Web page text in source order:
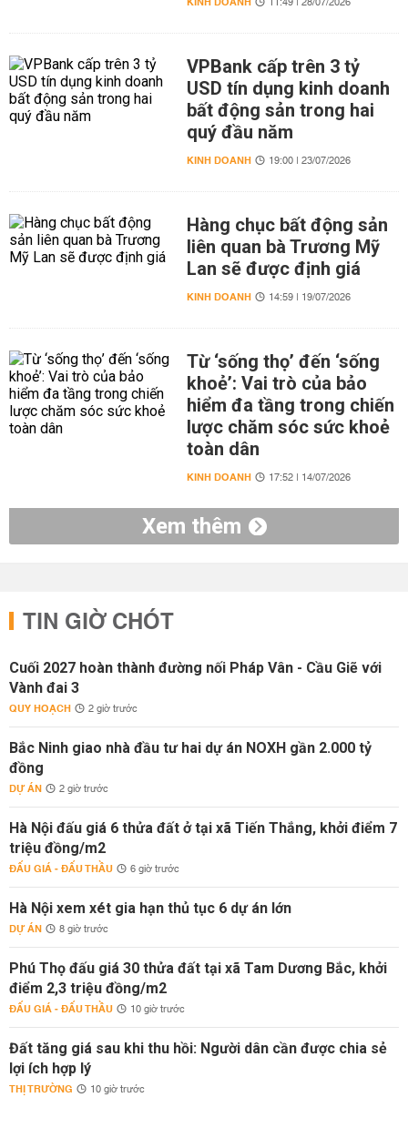
VPBank cấp trên 3 tỷ
USD tín dụng kinh doanh
bất động sản trong hai
quý đầu năm
KINH DOANH 19:00 | 23/07/2026
Hàng chục bất động sản
liên quan bà Trương Mỹ
Lan sẽ được định giá
KINH DOANH 14:59 | 19/07/2026
Từ ‘sống thọ’ đến ‘sống
khoẻ’: Vai trò của bảo
hiểm đa tầng trong chiến
lược chăm sóc sức khoẻ
toàn dân
KINH DOANH 17:52 | 14/07/2026
Xem thêm
TIN GIỜ CHÓT
Cuối 2027 hoàn thành đường nối Pháp Vân - Cầu Giẽ với
Vành đai 3
QUY HOẠCH 2 giờ trước
Bắc Ninh giao nhà đầu tư hai dự án NOXH gần 2.000 tỷ
đồng
DỰ ÁN 2 giờ trước
Hà Nội đấu giá 6 thửa đất ở tại xã Tiến Thắng, khởi điểm 7
triệu đồng/m2
ĐẤU GIÁ - ĐẤU THẦU 6 giờ trước
Hà Nội xem xét gia hạn thủ tục 6 dự án lớn
DỰ ÁN 8 giờ trước
Phú Thọ đấu giá 30 thửa đất tại xã Tam Dương Bắc, khởi
điểm 2,3 triệu đồng/m2
ĐẤU GIÁ - ĐẤU THẦU 10 giờ trước
Đất tăng giá sau khi thu hồi: Người dân cần được chia sẻ
lợi ích hợp lý
THỊ TRƯỜNG 10 giờ trước